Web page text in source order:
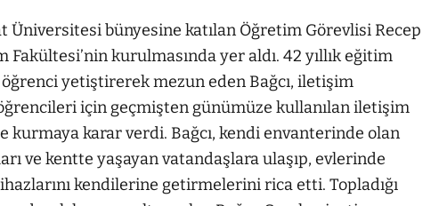
Üniversitesi bünyesine katılan Öğretim Görevlisi Recep
Fakültesi’nin kurulmasında yer aldı. 42 yıllık eğitim
yetiştirerek mezun eden Bağcı, iletişim
için geçmişten günümüze kullanılan iletişim
kurmaya karar verdi. Bağcı, kendi envanterinde olan
ve kentte yaşayan vatandaşlara ulaşıp, evlerinde
kendilerine getirmelerini rica etti. Topladığı